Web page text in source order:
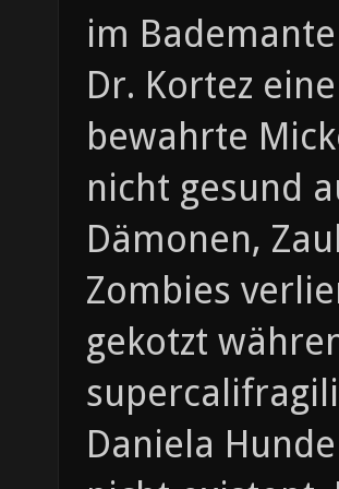
im
Dr. Kortez
bewahrte
nicht gesund
Dämonen,
Zombies
gekotzt
Daniela